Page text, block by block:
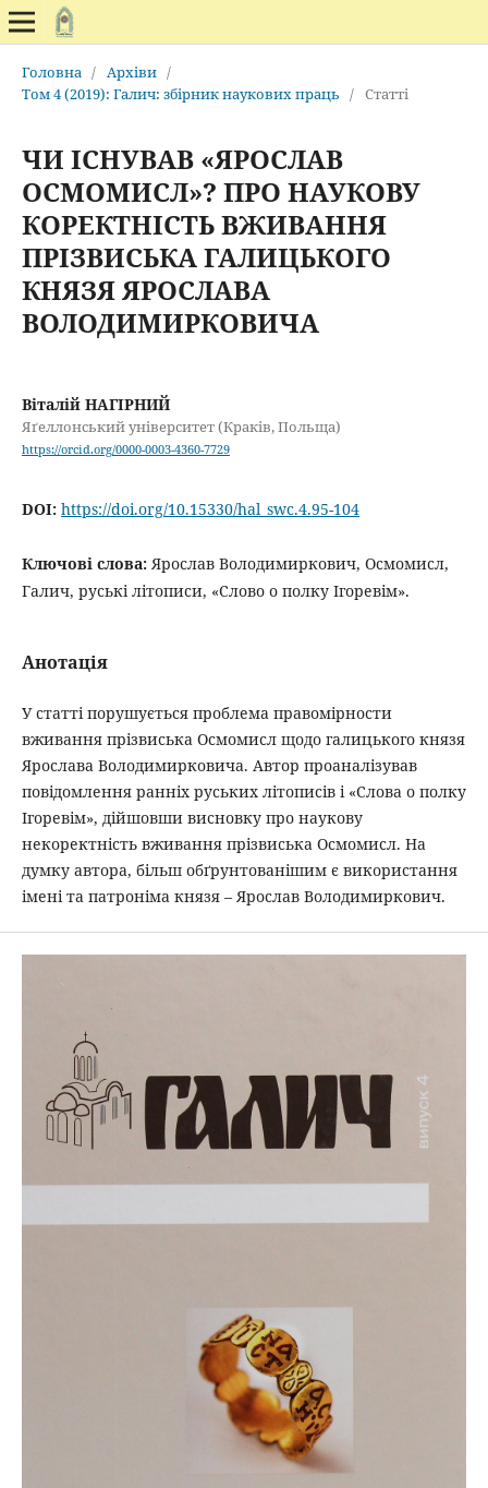
Головна / Архіви /
Том 4 (2019): Галич: збірник наукових праць / Статті
ЧИ ІСНУВАВ «ЯРОСЛАВ
ОСМОМИСЛ»? ПРО НАУКОВУ
КОРЕКТНІСТЬ ВЖИВАННЯ
ПРІЗВИСЬКА ГАЛИЦЬКОГО
КНЯЗЯ ЯРОСЛАВА
ВОЛОДИМИРКОВИЧА
Віталій НАГІРНИЙ
Яґеллонський університет (Краків, Польща)
https://orcid.org/0000-0003-4360-7729
DOI: https://doi.org/10.15330/hal_swc.4.95-104
Ключові слова: Ярослав Володимиркович, Осмомисл,
Галич, руські літописи, «Слово о полку Ігоревім».
Анотація
У статті порушується проблема правомірности
вживання прізвиська Осмомисл щодо галицького князя
Ярослава Володимирковича. Автор проаналізував
повідомлення ранніх руських літописів і «Слова о полку
Ігоревім», дійшовши висновку про наукову
некоректність вживання прізвиська Осмомисл. На
думку автора, більш обґрунтованішим є використання
імені та патроніма князя – Ярослав Володимиркович.